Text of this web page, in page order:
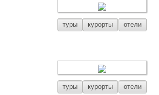
туры курорты отели
туры курорты отели